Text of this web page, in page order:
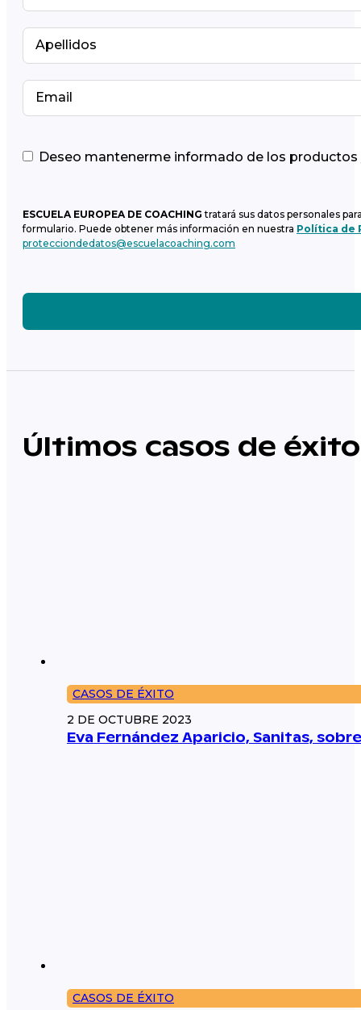
Deseo mantenerme informado de los productos
ESCUELA EUROPEA DE COACHING tratará sus datos personales
formulario. Puede obtener más información en nuestra Política de
protecciondedatos@escuelacoaching.com
Últimos casos de éxito
CASOS DE ÉXITO
2 DE OCTUBRE 2023
Eva Fernández Aparicio, Sanitas,
CASOS DE ÉXITO